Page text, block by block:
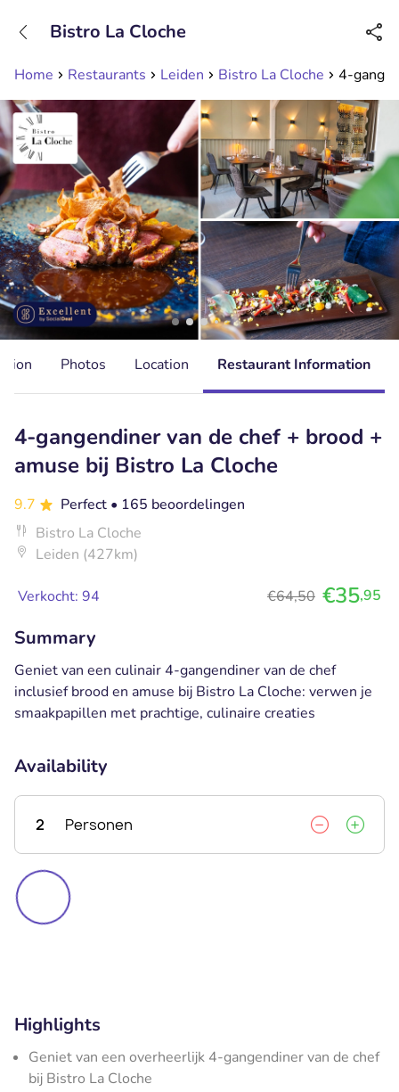
Available until 23:00
Home Restaurants Leiden Bistro La Cloche 4-
Bistro La Cloche
Photos Location Restaurant Information
4-gangendiner van de chef + brood +
amuse bij Bistro La Cloche
9.7 Perfect • 165 beoordelingen
Bistro La Cloche
Leiden (427km)
Verkocht: 94 €64,50 €35,95
Summary
Geniet van een culinair 4-gangendiner van de chef
inclusief brood en amuse bij Bistro La Cloche: verwen je
smaakpapillen met prachtige, culinaire creaties
Availability
2 Personen
Highlights
Geniet van een overheerlijk 4-gangendiner van de chef
bij Bistro La Cloche